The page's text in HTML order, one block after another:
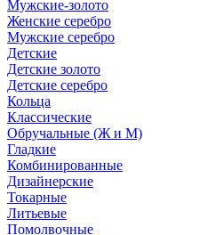
Мужские-золото
Женские серебро
Мужские серебро
Детские
Детские золото
Детские серебро
Кольца
Классические
Обручальные (Ж и М)
Гладкие
Комбинированные
Дизайнерские
Токарные
Литьевые
Помолвочные